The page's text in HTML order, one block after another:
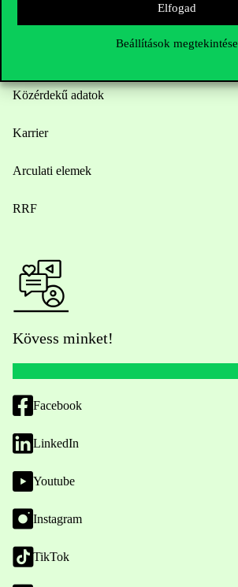
Elfogad
Beállítások megtekintése
Közérdekű adatok
Karrier
Arculati elemek
RRF
Kövess minket!
Facebook
LinkedIn
Youtube
Instagram
TikTok